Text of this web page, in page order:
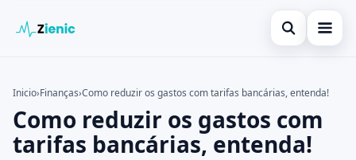
Abrir búsqueda
Finanças
Investimento
Buscar en el sitio ×
Buscar:
Inicio›Finanças›Como reduzir os gastos com tarifas bancárias, entenda!
Como reduzir os gastos com
tarifas bancárias, entenda!